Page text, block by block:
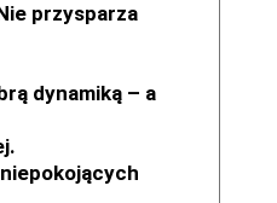
przysparza
dynamiką – a